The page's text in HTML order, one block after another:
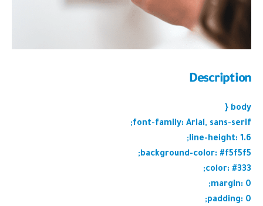
Description
body {
font-family: Arial, sans-serif;
line-height: 1.6;
background-color: #f5f5f5;
color: #333;
margin: 0;
padding: 0;